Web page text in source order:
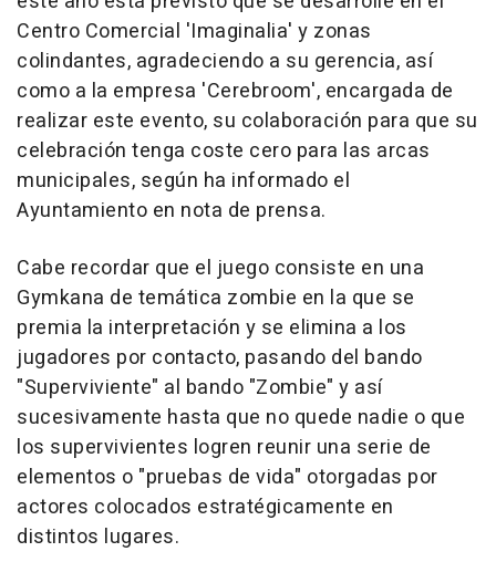
Centro Comercial 'Imaginalia' y zonas
colindantes, agradeciendo a su gerencia, así
como a la empresa 'Cerebroom', encargada de
realizar este evento, su colaboración para que su
celebración tenga coste cero para las arcas
municipales, según ha informado el
Ayuntamiento en nota de prensa.
Cabe recordar que el juego consiste en una
Gymkana de temática zombie en la que se
premia la interpretación y se elimina a los
jugadores por contacto, pasando del bando
"Superviviente" al bando "Zombie" y así
sucesivamente hasta que no quede nadie o que
los supervivientes logren reunir una serie de
elementos o "pruebas de vida" otorgadas por
actores colocados estratégicamente en
distintos lugares.